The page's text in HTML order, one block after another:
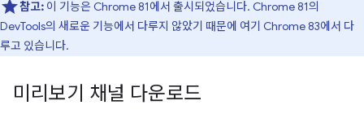
참고: 이 기능은 Chrome 81에서 출시되었습니다. Chrome 81의
DevTools의 새로운 기능에서 다루지 않았기 때문에 여기 Chrome 83에서 다
루고 있습니다.
미리보기 채널 다운로드